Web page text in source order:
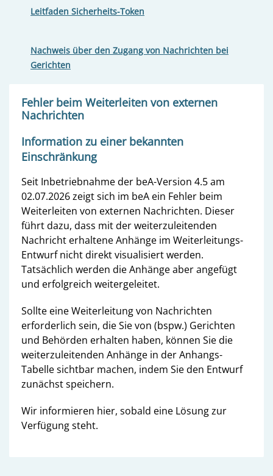
Leitfaden Sicherheits-Token
Nachweis über den Zugang von Nachrichten bei
Gerichten
Fehler beim Weiterleiten von externen
Nachrichten
Information zu einer bekannten
Einschränkung
Seit Inbetriebnahme der beA-Version 4.5 am
02.07.2026 zeigt sich im beA ein Fehler beim
Weiterleiten von externen Nachrichten. Dieser
führt dazu, dass mit der weiterzuleitenden
Nachricht erhaltene Anhänge im Weiterleitungs-
Entwurf nicht direkt visualisiert werden.
Tatsächlich werden die Anhänge aber angefügt
und erfolgreich weitergeleitet.
Sollte eine Weiterleitung von Nachrichten
erforderlich sein, die Sie von (bspw.) Gerichten
und Behörden erhalten haben, können Sie die
weiterzuleitenden Anhänge in der Anhangs-
Tabelle sichtbar machen, indem Sie den Entwurf
zunächst speichern.
Wir informieren hier, sobald eine Lösung zur
Verfügung steht.